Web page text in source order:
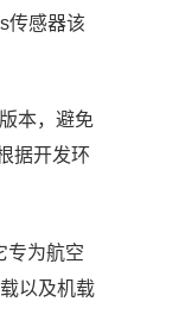
传感器该
本，避免
据开发环
专为航空
以及机载